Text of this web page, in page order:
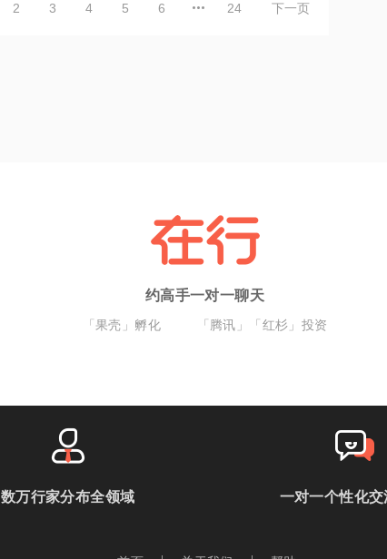
2 3 4 5 6 24 下一页
约高手一对一聊天
「果壳」孵化 「腾讯」「红杉」投资
数万行家分布全领域 一对一个性化交